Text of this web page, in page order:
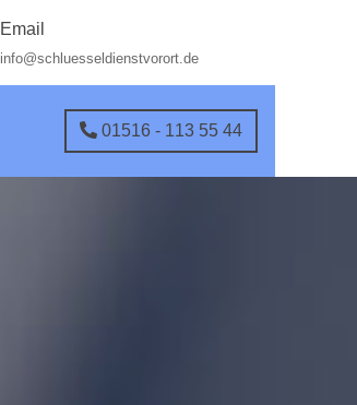
Email
info@schluesseldienstvorort.de
01516 - 113 55 44